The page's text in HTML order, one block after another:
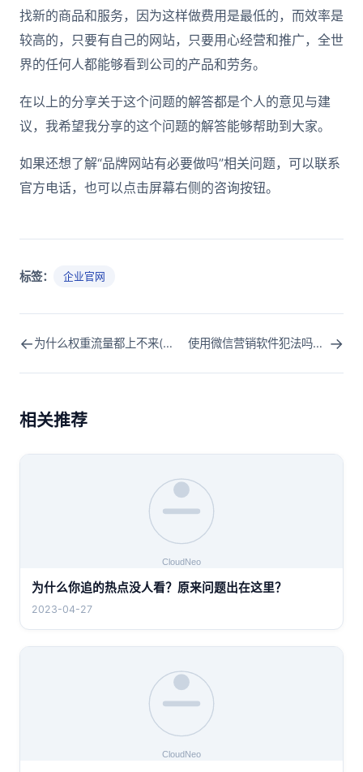
找新的商品和服务，因为这样做费用是最低的，而效率是
较高的，只要有自己的网站，只要用心经营和推广，全世
界的任何人都能够看到公司的产品和劳务。
在以上的分享关于这个问题的解答都是个人的意见与建
议，我希望我分享的这个问题的解答能够帮助到大家。
如果还想了解“品牌网站有必要做吗”相关问题，可以联系
官方电话，也可以点击屏幕右侧的咨询按钮。
标签： 企业官网
← 为什么权重流量都上不来(为什么流量不行) 使用微信营销软件犯法吗？为什么微信封号那么严重？ →
相关推荐
为什么你追的热点没人看？原来问题出在这里？
2023-04-27